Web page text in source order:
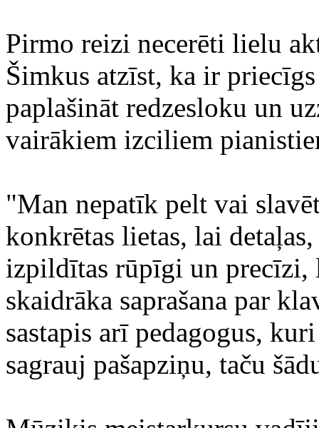
Pirmo reizi necerēti lielu
Šimkus atzīst, ka ir
paplašināt redzesloku un
vairākiem izciliem
"Man nepatīk pelt vai
konkrētas lietas, lai
izpildītas rūpīgi un precīzi,
skaidrāka saprašana par
sastapis arī pedagogus,
sagrauj pašapziņu, taču